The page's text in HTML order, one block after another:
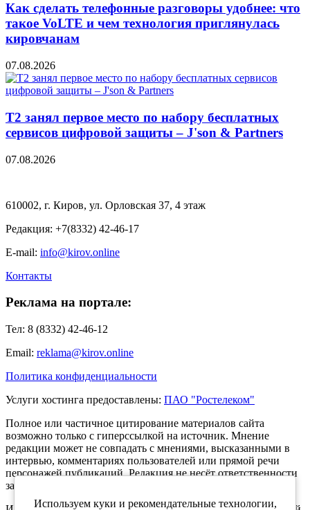
Как сделать телефонные разговоры удобнее: что
такое VoLTE и чем технология приглянулась
кировчанам
07.08.2026
Т2 занял первое место по набору бесплатных
сервисов цифровой защиты – J'son & Partners
07.08.2026
610002, г. Киров, ул. Орловская 37, 4 этаж
Редакция: +7(8332) 42-46-17
E-mail: info@kirov.online
Контакты
Реклама на портале:
Тел: 8 (8332) 42-46-12
Email: reklama@kirov.online
Политика конфиденциальности
Услуги хостинга предоставлены: ПАО "Ростелеком"
Полное или частичное цитирование материалов сайта
возможно только с гиперссылкой на источник. Мнение
редакции может не совпадать с мнениями, высказанными в
интервью, комментариях пользователей или прямой речи
персонажей публикаций. Редакция не несёт ответственности
за текст комментариев читателей.
Используем куки и рекомендательные технологии,